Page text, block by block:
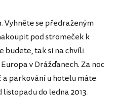
Vyhněte se předraženým
pod stromeček k
budete, tak si na chvíli
v Drážďanech. Za noc
parkování u hotelu máte
do ledna 2013.